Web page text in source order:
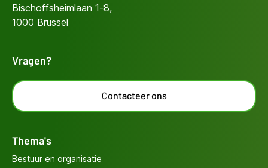
Bischoffsheimlaan 1-8,
1000 Brussel
Vragen?
Contacteer ons
Thema's
Bestuur en organisatie